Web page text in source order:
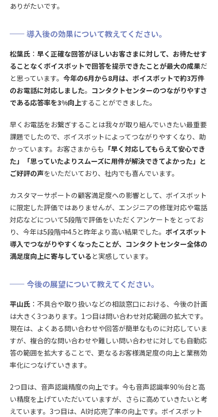
ありがたいです。
導入後の効果について教えてください。
松葉氏 ： 早く正確な回答がほしいお客さまに対して、お待たせす
ることなくボイスボットで回答を提示できたことが最大の成果だ
と思っています。 今年の6月から8月は、ボイスボットで約3万件
のお電話に対応しました。 コンタクトセンターのつながりやすさ
である応答率を3%向上することができました。
早くお電話をお繋ぎすることは我々が取り組んでいきたい最重要
課題でしたので、ボイスボットによってつながりやすくなり、助
かっています。お客さまからも 「早く対応してもらえて安心でき
た」「思っていたよりスムーズに用件が解決できてよかった」と
ご好評の声をいただいており、社内でも喜んでいます。
カスタマーサポートの顧客満足度への影響として、ボイスボット
に限定した評価ではありませんが、エンジニアの修理対応や電話
対応などについて5段階で評価をいただくアンケートをとってお
り、今年は5段階中4.5と昨年より高い結果でした。 ボイスボット
導入でつながりやすくなったことが、コンタクトセンター全体の
満足度向上に寄与していると実感しています。
今後の展望について教えてください。
平山氏 ：不具合や取り扱いなどの相談窓口における、今後の計画
は大きく3つあります。1つ目は問い合わせ対応範囲の拡大です。
現在は、よくある問い合わせや回答が簡単なものに対応していま
すが、複合的な問い合わせや難しい問い合わせに対しても自動応
答の範囲を拡大することで、更なるお客様満足度の向上と業務効
率化につなげていきます。
2つ目は、音声認識精度の向上です。今も音声認識率90％台と高
い精度を上げていただいていますが、さらに高めていきたいと考
えています。 3つ目は、AI対応完了率の向上です。ボイスボット